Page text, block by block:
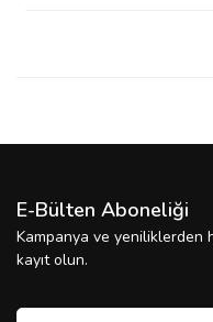
E-Bülten Aboneliği
Kampanya ve yeniliklerden
kayıt olun.